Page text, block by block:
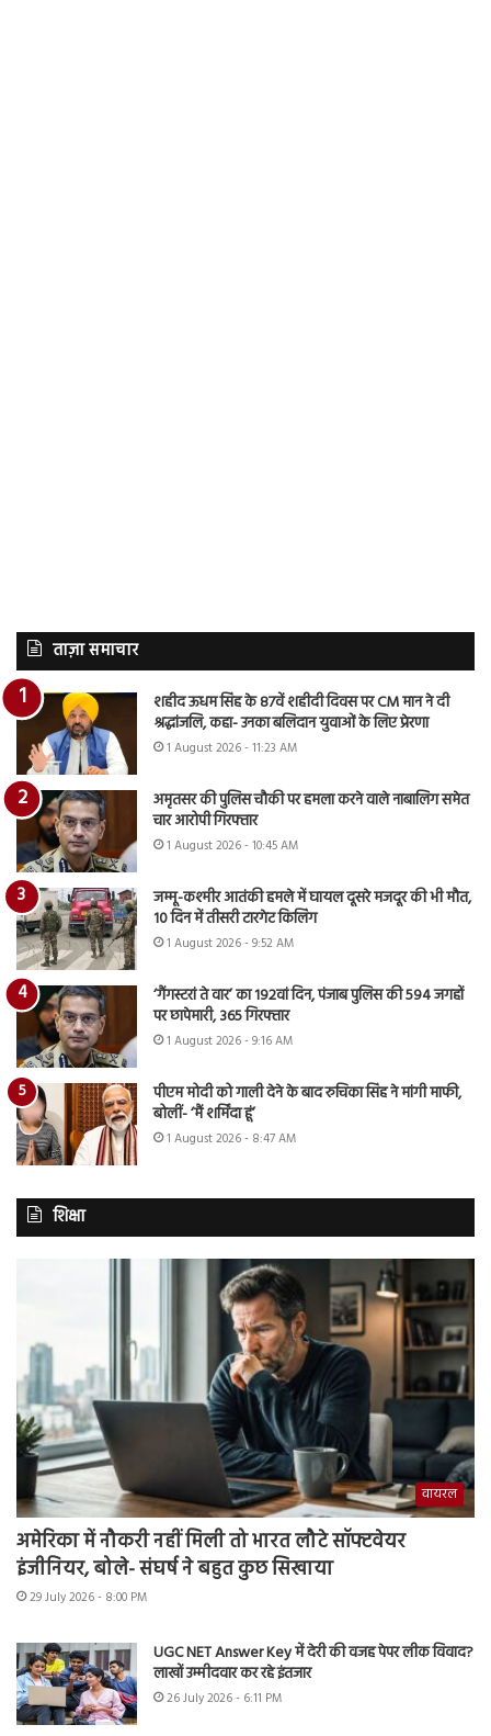
ताज़ा समाचार
शहीद ऊधम सिंह के 87वें शहीदी दिवस पर CM मान ने दी
श्रद्धांजलि, कहा- उनका बलिदान युवाओं के लिए प्रेरणा
1 August 2026 - 11:23 AM
अमृतसर की पुलिस चौकी पर हमला करने वाले नाबालिग समेत
चार आरोपी गिरफ्तार
1 August 2026 - 10:45 AM
जम्मू-कश्मीर आतंकी हमले में घायल दूसरे मजदूर की भी मौत,
10 दिन में तीसरी टारगेट किलिंग
1 August 2026 - 9:52 AM
‘गैंगस्टरां ते वार’ का 192वां दिन, पंजाब पुलिस की 594 जगहों
पर छापेमारी, 365 गिरफ्तार
1 August 2026 - 9:16 AM
पीएम मोदी को गाली देने के बाद रुचिका सिंह ने मांगी माफी,
बोलीं- ‘मैं शर्मिंदा हूं’
1 August 2026 - 8:47 AM
शिक्षा
वायरल
अमेरिका में नौकरी नहीं मिली तो भारत लौटे सॉफ्टवेयर
इंजीनियर, बोले- संघर्ष ने बहुत कुछ सिखाया
29 July 2026 - 8:00 PM
UGC NET Answer Key में देरी की वजह पेपर लीक विवाद?
लाखों उम्मीदवार कर रहे इंतजार
26 July 2026 - 6:11 PM